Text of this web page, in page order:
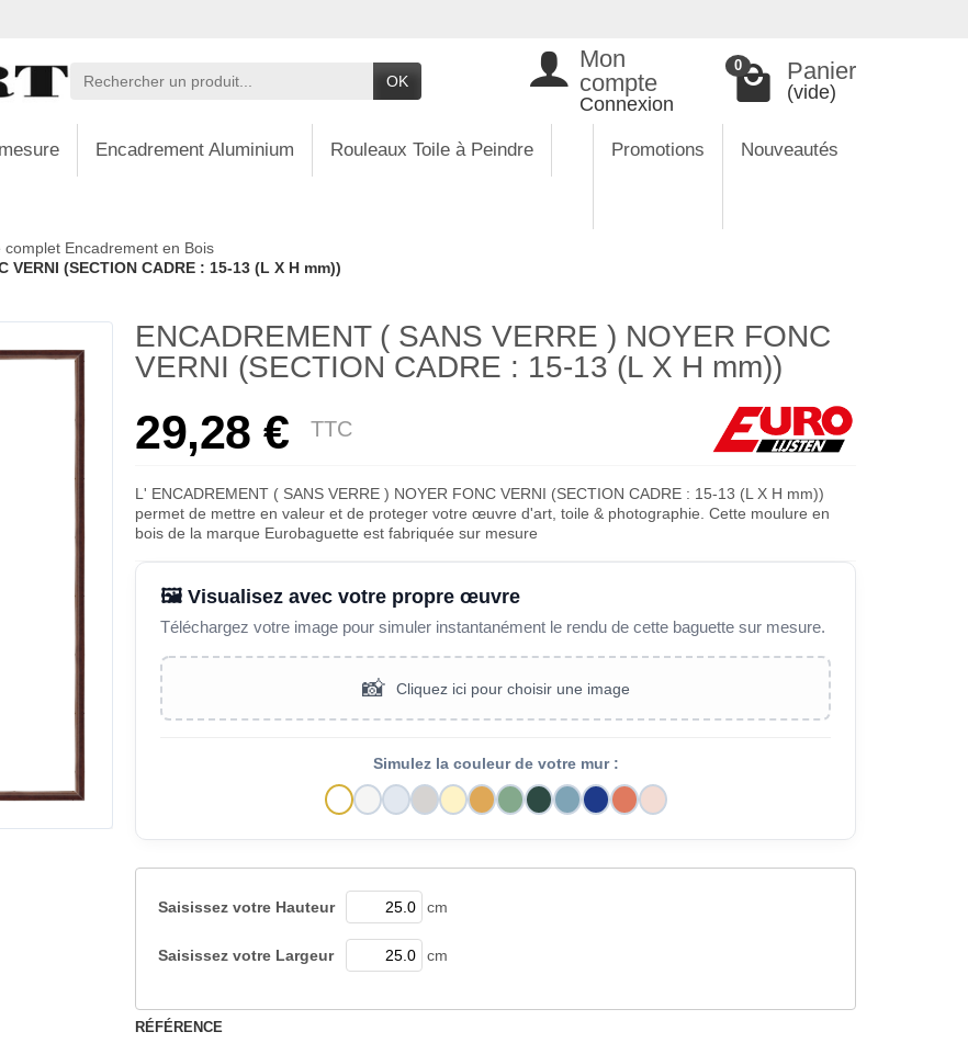
OK
Mon
compte
Connexion
0 Panier
(vide)
Encadrement Aluminium Rouleaux Toile à Peindre Promotions Nouveautés
complet Encadrement en Bois
VERNI (SECTION CADRE : 15-13 (L X H mm))
ENCADREMENT ( SANS VERRE ) NOYER FONC
VERNI (SECTION CADRE : 15-13 (L X H mm))
29,28 € TTC
L' ENCADREMENT ( SANS VERRE ) NOYER FONC VERNI (SECTION CADRE : 15-13 (L X H mm))
permet de mettre en valeur et de proteger votre œuvre d'art, toile & photographie. Cette moulure en
bois de la marque Eurobaguette est fabriquée sur mesure
🖼️ Visualisez avec votre propre œuvre
Téléchargez votre image pour simuler instantanément le rendu de cette baguette sur mesure.
📸 Cliquez ici pour choisir une image
Simulez la couleur de votre mur :
Saisissez votre Hauteur cm
Saisissez votre Largeur cm
RÉFÉRENCE